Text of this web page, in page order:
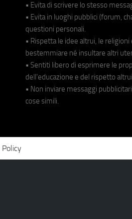
• Evita di scrivere lo stesso
• Evita in luoghi pubblici (forum,
questioni personali.
• Rispetta le idee altrui, le
bestemmiare né insultare altri
• Sentiti libero di esprimere le
dell'educazione e del rispetto
• Non inviare messaggi
cose simili.
Policy